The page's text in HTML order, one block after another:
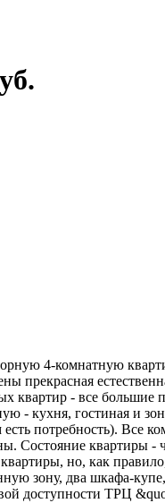
4-комнатную
прекрасная
квартир - все
- кухня, гостиная и
потребность).
Состояние квартиры
но, как
зону, два шкафа-
доступности ТРЦ